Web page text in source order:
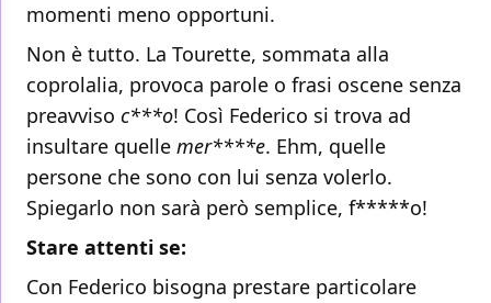
momenti meno opportuni.
Non è tutto. La Tourette, sommata alla
coprolalia, provoca parole o frasi oscene senza
preavviso c***o! Così Federico si trova ad
insultare quelle mer****e. Ehm, quelle
persone che sono con lui senza volerlo.
Spiegarlo non sarà però semplice, f*****o!
Stare attenti se:
Con Federico bisogna prestare particolare